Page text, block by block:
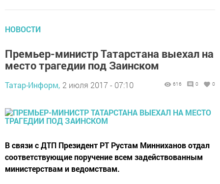
НОВОСТИ
Премьер-министр Татарстана выехал на
место трагедии под Заинском
Татар-Информ, 2 июля 2017 - 07:10 616 0 0
В связи с ДТП Президент РТ Рустам Минниханов отдал
соответствующие поручение всем задействованным
министерствам и ведомствам.